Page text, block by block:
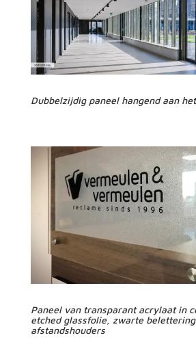
Dubbelzijdig paneel hangend aan
Paneel van transparant acrylaat in
etched glassfolie, zwarte
afstandshouders